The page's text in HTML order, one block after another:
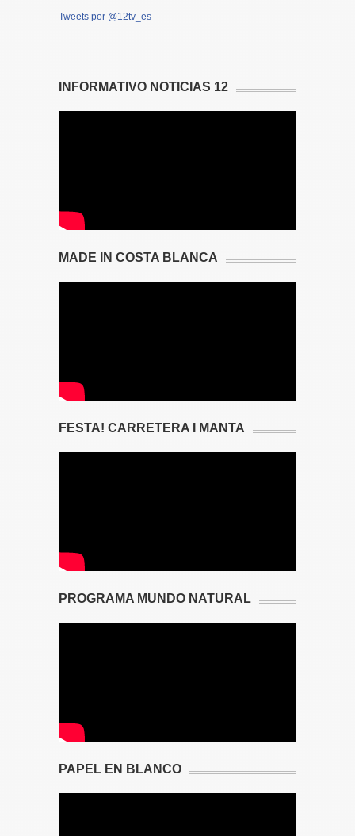
Tweets por @12tv_es
INFORMATIVO NOTICIAS 12
MADE IN COSTA BLANCA
FESTA! CARRETERA I MANTA
PROGRAMA MUNDO NATURAL
PAPEL EN BLANCO